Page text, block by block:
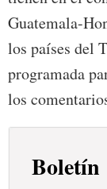
Guatemala-
los países del
programada
los
Boletín